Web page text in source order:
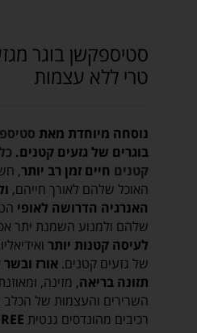
סטיספקשן בוגר
טרי ללא עצמות
נוסחה מיוחדת מאת
בוגרים של גזעים קטנים.
קטנים חיים זמן רב יותר,
האוכל שלהם לאורך חייהם,
האנרגיה הדרושה לאופי
שלהם ולמנוע השמנת יתר
לעיסה קטנות יותר
של גזעים קטנים. אורז
תזונה בריאה, מזינה,
השרירים והעצמות של
רכיבים מהונדסים גנטית